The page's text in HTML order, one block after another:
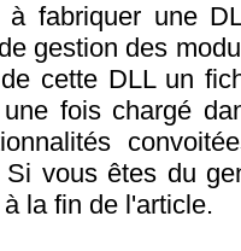
à fabriquer une
gestion des
cette DLL un
fois chargé
vous êtes du
la fin de l'article.